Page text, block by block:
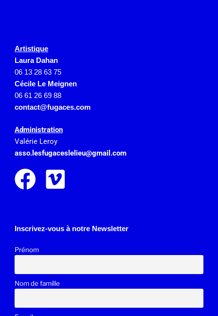
Artistique
Laura Dahan
06 13 28 63 75
Cécile Le Meignen
06 61 26 69 88
contact@fugaces.com
Administration
Valérie Leroy
asso.lesfugaceslelieu@gmail.com
Inscrivez-vous à notre Newsletter
Prénom
Nom de famille